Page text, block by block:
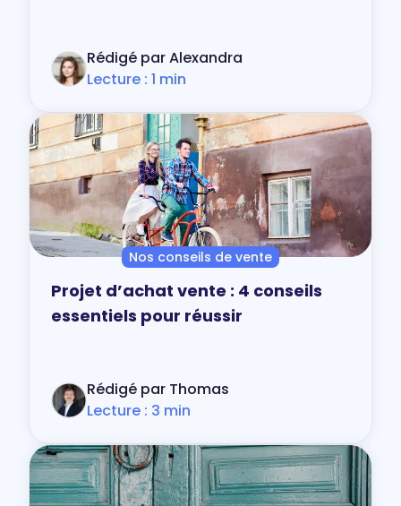
Rédigé par Alexandra
Lecture : 1 min
Nos conseils de vente
Projet d’achat vente : 4 conseils
essentiels pour réussir
Rédigé par Thomas
Lecture : 3 min